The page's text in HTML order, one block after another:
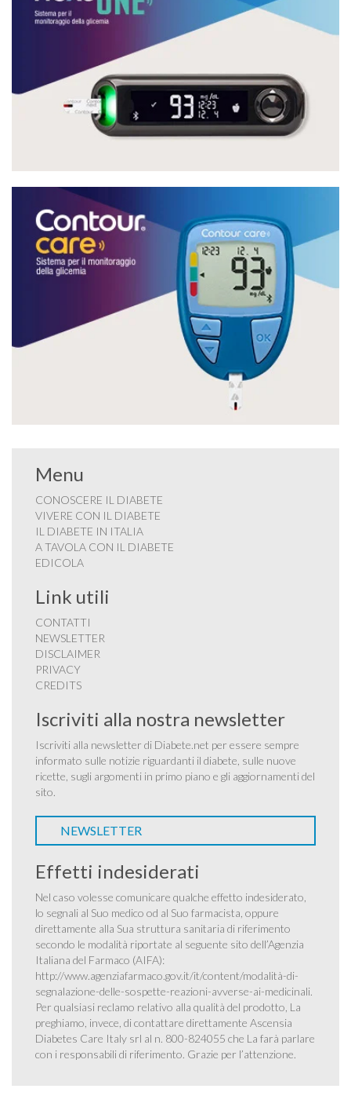
Menu
CONOSCERE IL DIABETE
VIVERE CON IL DIABETE
IL DIABETE IN ITALIA
A TAVOLA CON IL DIABETE
EDICOLA
Link utili
CONTATTI
NEWSLETTER
DISCLAIMER
PRIVACY
CREDITS
Iscriviti alla nostra newsletter
Iscriviti alla newsletter di Diabete.net per essere sempre
informato sulle notizie riguardanti il diabete, sulle nuove
ricette, sugli argomenti in primo piano e gli aggiornamenti del
sito.
NEWSLETTER
Effetti indesiderati
Nel caso volesse comunicare qualche effetto indesiderato,
lo segnali al Suo medico od al Suo farmacista, oppure
direttamente alla Sua struttura sanitaria di riferimento
secondo le modalità riportate al seguente sito dell’Agenzia
Italiana del Farmaco (AIFA):
http://www.agenziafarmaco.gov.it/it/content/modalità-di-
segnalazione-delle-sospette-reazioni-avverse-ai-medicinali.
Per qualsiasi reclamo relativo alla qualità del prodotto, La
preghiamo, invece, di contattare direttamente Ascensia
Diabetes Care Italy srl al n. 800-824055 che La farà parlare
con i responsabili di riferimento. Grazie per l’attenzione.